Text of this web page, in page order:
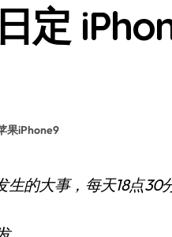
科技魅力一掌尽握！
定
果iPhone9
生的大事，每天18点30